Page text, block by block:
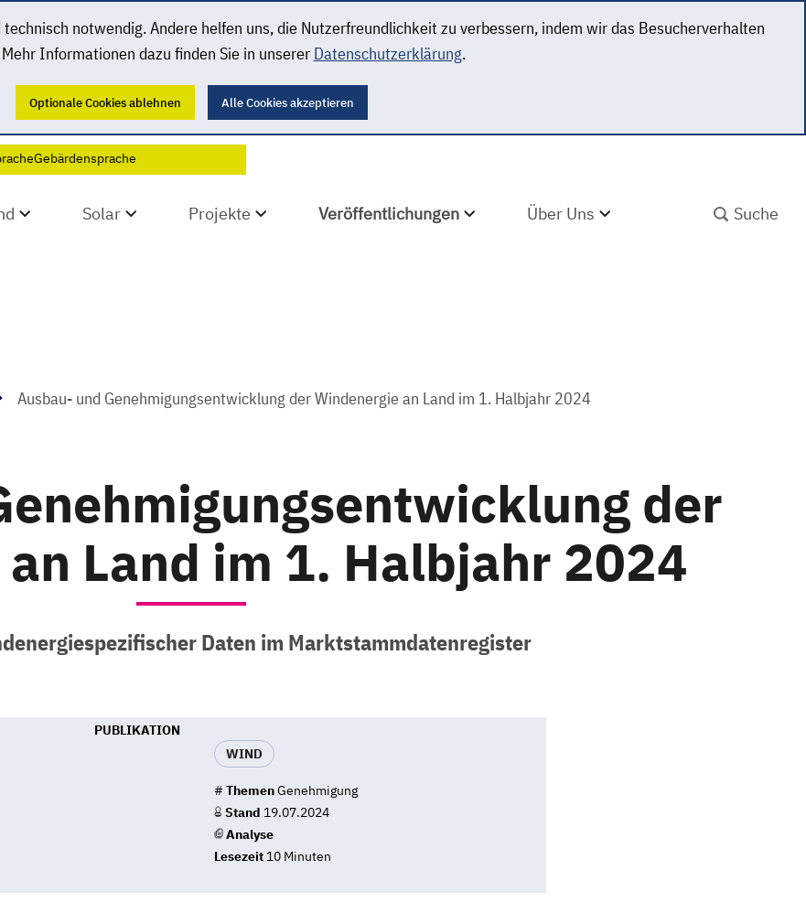
notwendig. Andere helfen uns, die Nutzerfreundlichkeit zu verbessern, indem wir das Besucherverhalten
Informationen dazu finden Sie in unserer Datenschutzerklärung.
Optionale Cookies ablehnen Alle Cookies akzeptieren
Gebärdensprache
Solar Projekte Veröffentlichungen Über Uns
Ausbau- und Genehmigungsentwicklung der Windenergie an Land im 1. Halbjahr 2024
der
Land im 1. Halbjahr 2024
Daten im Marktstammdatenregister
PUBLIKATION
WIND
# ThemenGenehmigung
Stand 19.07.2024
Analyse
Lesezeit 10 Minuten